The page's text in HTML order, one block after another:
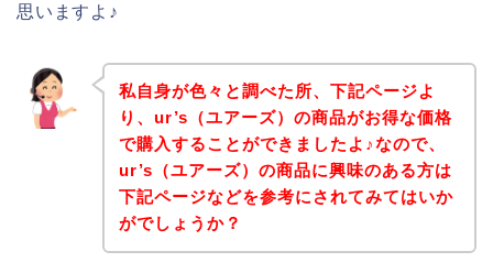
思いますよ♪
私自身が色々と調べた所、下記ページよ
り、ur’s（ユアーズ）の商品がお得な価格
で購入することができましたよ♪なので、
ur’s（ユアーズ）の商品に興味のある方は
下記ページなどを参考にされてみてはいか
がでしょうか？